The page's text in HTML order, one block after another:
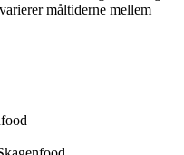
måltiderne mellem